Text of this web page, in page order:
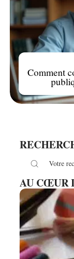
Comment
AU CŒUR